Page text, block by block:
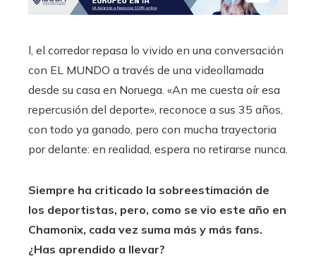
l, el corredor repasa lo vivido en una conversación
con EL MUNDO a través de una videollamada
desde su casa en Noruega. «An me cuesta oír esa
repercusión del deporte», reconoce a sus 35 años,
con todo ya ganado, pero con mucha trayectoria
por delante: en realidad, espera no retirarse nunca.
Siempre ha criticado la sobreestimación de
los deportistas, pero, como se vio este año en
Chamonix, cada vez suma más y más fans.
¿Has aprendido a llevar?